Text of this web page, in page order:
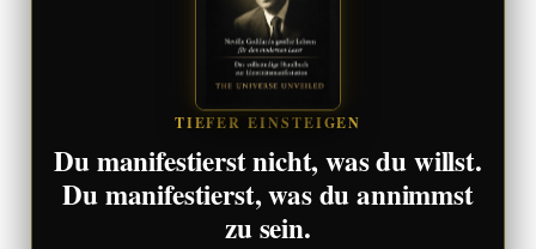
TIEFER EINSTEIGEN
Du manifestierst nicht, was du willst.
Du manifestierst, was du annimmst
zu sein.